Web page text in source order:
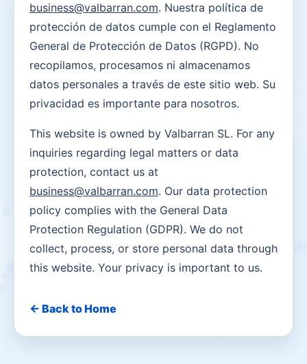
business@valbarran.com. Nuestra política de
protección de datos cumple con el Reglamento
General de Protección de Datos (RGPD). No
recopilamos, procesamos ni almacenamos
datos personales a través de este sitio web. Su
privacidad es importante para nosotros.
This website is owned by Valbarran SL. For any
inquiries regarding legal matters or data
protection, contact us at
business@valbarran.com. Our data protection
policy complies with the General Data
Protection Regulation (GDPR). We do not
collect, process, or store personal data through
this website. Your privacy is important to us.
← Back to Home